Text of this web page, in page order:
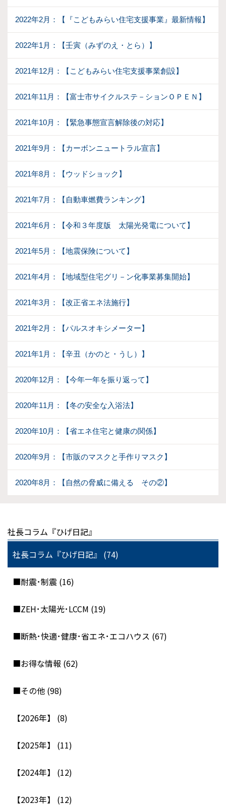
2022年2月：【『こどもみらい住宅支援事業』最新情報】
2022年1月：【壬寅（みずのえ・とら）】
2021年12月：【こどもみらい住宅支援事業創設】
2021年11月：【富士市サイクルステ－ションＯＰＥＮ】
2021年10月：【緊急事態宣言解除後の対応】
2021年9月：【カーボンニュートラル宣言】
2021年8月：【ウッドショック】
2021年7月：【自動車燃費ランキング】
2021年6月：【令和３年度版 太陽光発電について】
2021年5月：【地震保険について】
2021年4月：【地域型住宅グリ－ン化事業募集開始】
2021年3月：【改正省エネ法施行】
2021年2月：【パルスオキシメーター】
2021年1月：【辛丑（かのと・うし）】
2020年12月：【今年一年を振り返って】
2020年11月：【冬の安全な入浴法】
2020年10月：【省エネ住宅と健康の関係】
2020年9月：【市販のマスクと手作りマスク】
2020年8月：【自然の脅威に備える その②】
社長コラム『ひげ日記』
社長コラム『ひげ日記』 (74)
■耐震･制震 (16)
■ZEH･太陽光･LCCM (19)
■断熱･快適･健康･省エネ･エコハウス (67)
■お得な情報 (62)
■その他 (98)
【2026年】 (8)
【2025年】 (11)
【2024年】 (12)
【2023年】 (12)